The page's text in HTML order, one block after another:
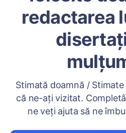
redactarea
Stimată doamnă /
că ne-ați vizitat.
ne veți ajuta să ne